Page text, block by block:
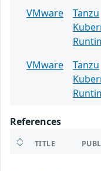
VMware
Tanzu
VMware
Tanzu
References
TITLE